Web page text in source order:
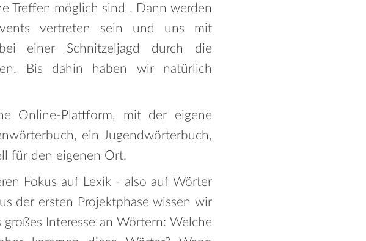
Treffen möglich sind . Dann werden
vertreten sein und uns mit
einer Schnitzeljagd durch die
Bis dahin haben wir natürlich
Online-Plattform, mit der eigene
ein Jugendwörterbuch,
für den eigenen Ort.
Fokus auf Lexik - also auf Wörter
der ersten Projektphase wissen wir
Interesse an Wörtern: Welche